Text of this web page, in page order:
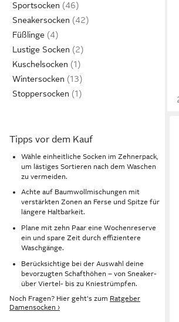
Sportsocken
Sneakersocken
Füßlinge
Lustige Socken
Kuschelsocken
Wintersocken
Stoppersocken
Tipps vor dem Kauf
Wähle einheitliche Socken im Zehnerpack,
um lästiges Sortieren nach dem Waschen
zu vermeiden.
Achte auf Baumwollmischungen mit
verstärkten Zonen an Ferse und Spitze für
längere Haltbarkeit.
Plane mit zehn Paar eine Wochenreserve
ein und spare Zeit durch effizientere
Waschgänge.
Berücksichtige bei der Auswahl deine
bevorzugten Schafthöhen – von Sneaker-
über Viertel- bis zu Kniestrümpfen.
Noch Fragen? Hier geht's zum Ratgeber
Damensocken ›